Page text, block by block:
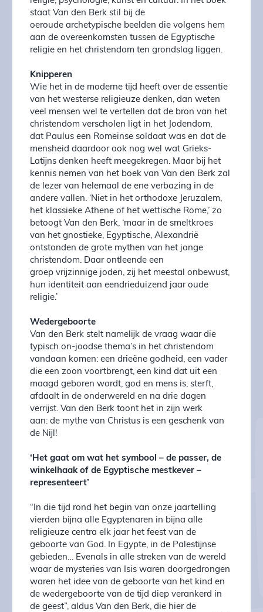
staat Van den Berk stil bij de
oeroude archetypische beelden die volgens hem
aan de overeenkomsten tussen de Egyptische
religie en het christendom ten grondslag liggen.
Knipperen
Wie het in de moderne tijd heeft over de essentie
van het westerse religieuze denken, dan weten
veel mensen wel te vertellen dat de bron van het
christendom verscholen ligt in het Jodendom,
dat Paulus een Romeinse soldaat was en dat de
mensheid daardoor ook nog wel wat Grieks-
Latijns denken heeft meegekregen. Maar bij het
kennis nemen van het boek van Van den Berk zal
de lezer van helemaal de ene verbazing in de
andere vallen. ‘Niet in het orthodoxe Jeruzalem,
het klassieke Athene of het wettische Rome,’ zo
betoogt Van den Berk, ‘maar in de smeltkroes
van het gnostieke, Egyptische, Alexandrië
ontstonden de grote mythen van het jonge
christendom. Daar ontleende een
groep vrijzinnige joden, zij het meestal onbewust,
hun identiteit aan eendrieduizend jaar oude
religie.’
Wedergeboorte
Van den Berk stelt namelijk de vraag waar die
typisch on-joodse thema’s in het christendom
vandaan komen: een drieëne godheid, een vader
die een zoon voortbrengt, een kind dat uit een
maagd geboren wordt, god en mens is, sterft,
afdaalt in de onderwereld en na drie dagen
verrijst. Van den Berk toont het in zijn werk
aan: de mythe van Christus is een geschenk van
de Nijl!
‘Het gaat om wat het symbool – de passer, de
winkelhaak of de Egyptische mestkever –
representeert’
“In die tijd rond het begin van onze jaartelling
vierden bijna alle Egyptenaren in bijna alle
religieuze centra elk jaar het feest van de
geboorte van God. In Egypte, in de Palestijnse
gebieden… Evenals in alle streken van de wereld
waar de mysteries van Isis waren doorgedrongen
waren het idee van de geboorte van het kind en
de wedergeboorte van de tijd diep verankerd in
de geest”, aldus Van den Berk, die hier de